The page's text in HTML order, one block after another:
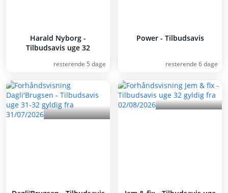
Harald Nyborg -
Tilbudsavis uge 32
resterende 5 dage
Power - Tilbudsavis
resterende 6 dage